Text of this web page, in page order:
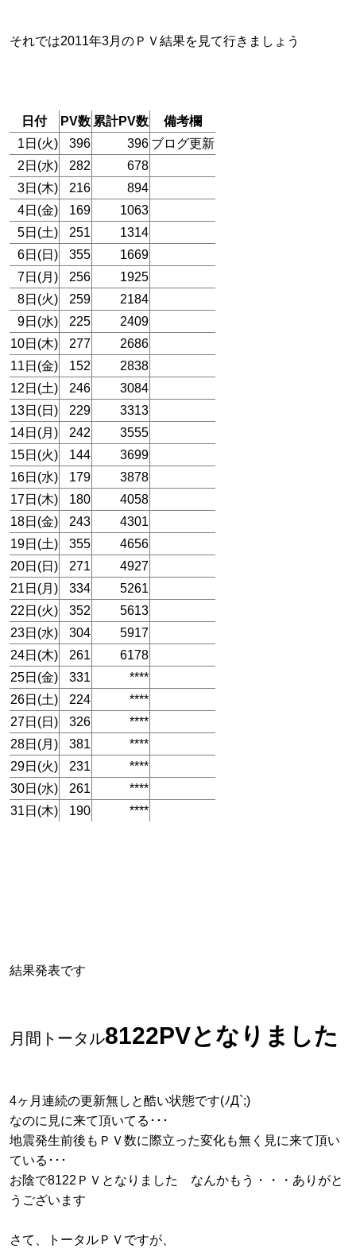
それでは2011年3月のＰＶ結果を見て行きましょう
日付 PV数 累計PV数
備考欄
1日(火)
396 396 ブログ更新
2日(水)
282
678
3日(木)
216
894
4日(金)
169
1063
5日(土)
251
1314
6日(日)
355
1669
7日(月)
256
1925
8日(火)
259
2184
9日(水)
225
2409
10日(木)
277
2686
11日(金)
152
2838
12日(土)
246
3084
13日(日)
229
3313
14日(月)
242
3555
15日(火)
144
3699
16日(水)
179
3878
17日(木)
180
4058
18日(金)
243
4301
19日(土)
355
4656
20日(日)
271
4927
21日(月)
334
5261
22日(火)
352
5613
23日(水)
304
5917
24日(木)
261
6178
25日(金)
331
****
26日(土)
224
****
27日(日)
326
****
28日(月)
381
****
29日(火)
231
****
30日(水)
261
****
31日(木)
190 ****
結果発表です
月間トータル8122PVとなりました
4ヶ月連続の更新無しと酷い状態です(ﾉД`;)
なのに見に来て頂いてる･･･
地震発生前後もＰＶ数に際立った変化も無く見に来て頂い
ている･･･
お陰で8122ＰＶとなりました なんかもう・・・ありがと
うございます
さて、トータルＰＶですが、